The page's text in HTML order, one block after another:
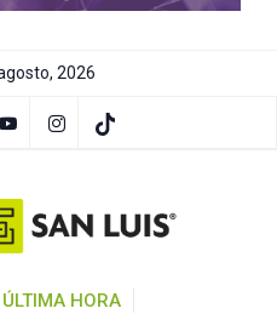
2026
HORA